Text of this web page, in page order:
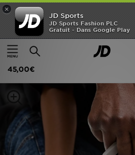
×
JD Sports
JD Sports Fashion PLC
Gratuit - Dans Google Play
Accueil
Femme Accessoires Femme
Stanley Gourde IceFlow Flip Straw 0
45,00€
Accueil
Nouveautés
Femme
Collections